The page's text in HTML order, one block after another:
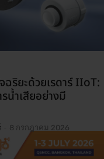
ริยะด้วยเรดาร์ IIoT:
น้ำเสียอย่างมี
8 กรกฎาคม 2026